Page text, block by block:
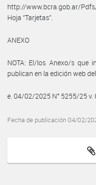
http://www.bcra.gob.ar/
Hoja “Tarjetas”.
ANEXO
NOTA: El/los Anexo/s que
publican en la edición web
e. 04/02/2025 N° 5255/25
Fecha de publicación 04/02/